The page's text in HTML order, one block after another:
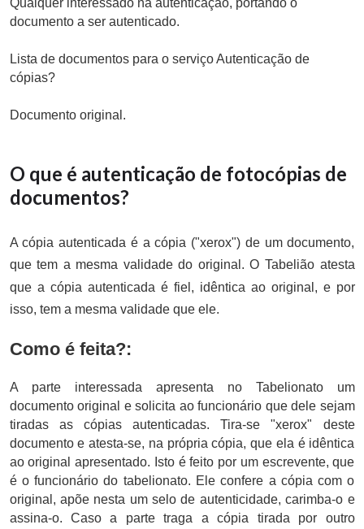
Qualquer interessado na autenticação, portando o
documento a ser autenticado.
Lista de documentos para o serviço Autenticação de
cópias?
Documento original.
O que é autenticação de fotocópias de
documentos?
A cópia autenticada é a cópia ("xerox") de um documento,
que tem a mesma validade do original. O Tabelião atesta
que a cópia autenticada é fiel, idêntica ao original, e por
isso, tem a mesma validade que ele.
Como é feita?:
A parte interessada apresenta no Tabelionato um
documento original e solicita ao funcionário que dele sejam
tiradas as cópias autenticadas. Tira-se "xerox" deste
documento e atesta-se, na própria cópia, que ela é idêntica
ao original apresentado. Isto é feito por um escrevente, que
é o funcionário do tabelionato. Ele confere a cópia com o
original, apõe nesta um selo de autenticidade, carimba-o e
assina-o. Caso a parte traga a cópia tirada por outro